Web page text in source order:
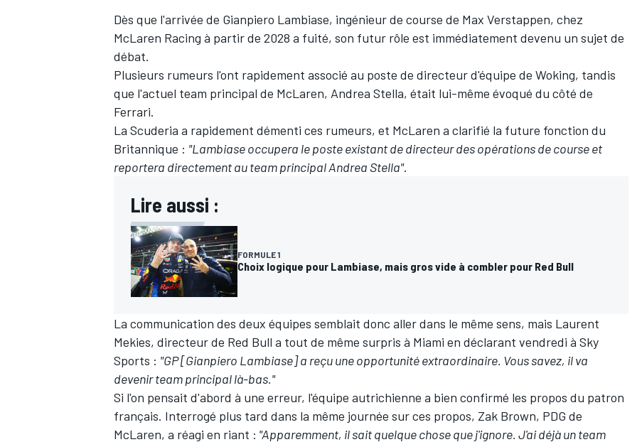
WEC
Dès que l'arrivée de Gianpiero Lambiase, ingénieur de course de Max Verstappen, chez
McLaren Racing à partir de 2028 a fuité, son futur rôle est immédiatement devenu un sujet de
débat.
Plusieurs rumeurs l'ont rapidement associé au poste de directeur d'équipe de Woking, tandis
que l'actuel team principal de McLaren, Andrea Stella, était lui-même évoqué du côté de
Ferrari.
La Scuderia a rapidement démenti ces rumeurs, et McLaren a clarifié la future fonction du
Britannique : "Lambiase occupera le poste existant de directeur des opérations de course et
reportera directement au team principal Andrea Stella".
Lire aussi :
FORMULE 1
Choix logique pour Lambiase, mais gros vide à combler pour Red Bull
La communication des deux équipes semblait donc aller dans le même sens, mais Laurent
Mekies, directeur de Red Bull a tout de même surpris à Miami en déclarant vendredi à Sky
Sports : "GP [Gianpiero Lambiase] a reçu une opportunité extraordinaire. Vous savez, il va
devenir team principal là-bas."
Si l'on pensait d'abord à une erreur, l'équipe autrichienne a bien confirmé les propos du patron
français. Interrogé plus tard dans la même journée sur ces propos, Zak Brown, PDG de
McLaren, a réagi en riant : "Apparemment, il sait quelque chose que j'ignore. J'ai déjà un team